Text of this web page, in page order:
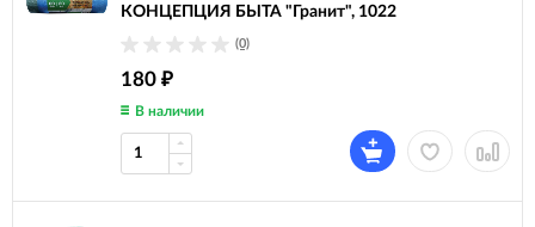
КОНЦЕПЦИЯ БЫТА "Гранит", 1022
(0)
180 ₽
В наличии